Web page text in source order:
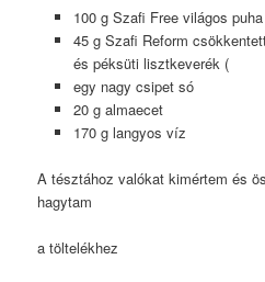
100 g Szafi Free világos
45 g Szafi Reform
és péksüti lisztkeverék (
egy nagy csipet só
20 g almaecet
170 g langyos víz
A tésztához valókat kimértem és
hagytam
a töltelékhez